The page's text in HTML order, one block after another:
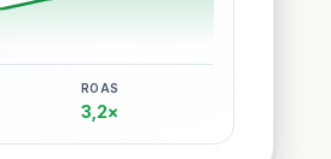
ROAS
3,2×